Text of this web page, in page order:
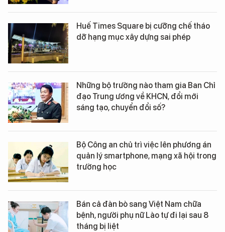
Huế Times Square bị cưỡng chế tháo
dỡ hạng mục xây dựng sai phép
Những bộ trưởng nào tham gia Ban Chỉ
đạo Trung ương về KHCN, đổi mới
sáng tạo, chuyển đổi số?
Bộ Công an chủ trì việc lên phương án
quản lý smartphone, mạng xã hội trong
trường học
Bán cả đàn bò sang Việt Nam chữa
bệnh, người phụ nữ Lào tự đi lại sau 8
tháng bị liệt